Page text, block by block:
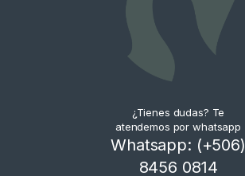
¿Tienes dudas? Te
atendemos por whatsapp
Whatsapp: (+506)
8456 0814